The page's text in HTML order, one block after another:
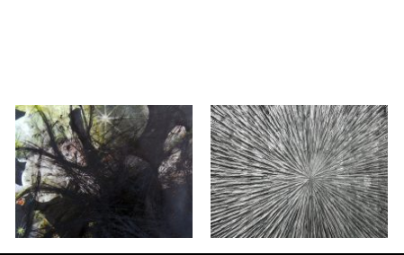
08.08.2026 –
26.09.2026
Alfred Haberpointner
27.06.2026 –
01.08.2026
Christian Eisenberger